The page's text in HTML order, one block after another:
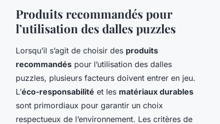
Produits recommandés pour
l’utilisation des dalles puzzles
Lorsqu’il s’agit de choisir des produits
recommandés pour l’utilisation des dalles
puzzles, plusieurs facteurs doivent entrer en jeu.
L’éco-responsabilité et les matériaux durables
sont primordiaux pour garantir un choix
respectueux de l’environnement. Les critères de